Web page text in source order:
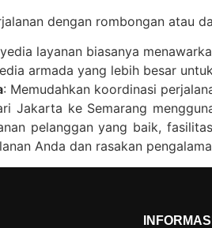
dengan rombongan atau
layanan biasanya
armada yang lebih besar
: Memudahkan koordinasi
Jakarta ke Semarang
pelanggan yang baik,
Anda dan rasakan